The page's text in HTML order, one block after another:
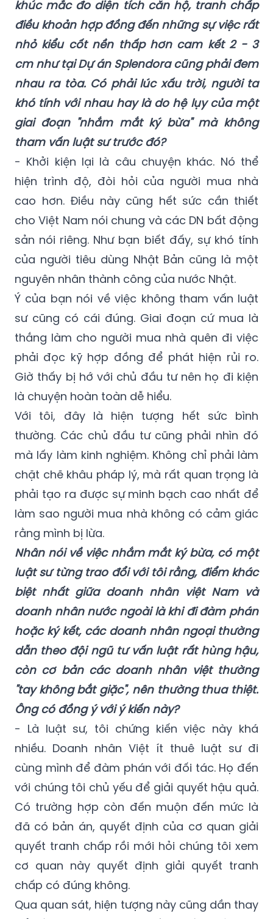
Vậy còn những khiếu kiện giữa chủ đầu tư
và khách hàng bùng nổ trong năm qua, từ
khúc mắc đo diện tích căn hộ, tranh chấp
điều khoản hợp đồng đến những sự việc rất
nhỏ kiểu cốt nền thấp hơn cam kết 2 - 3
cm như tại Dự án Splendora cũng phải đem
nhau ra tòa. Có phải lúc xấu trời, người ta
khó tính với nhau hay là do hệ lụy của một
giai đoạn "nhắm mắt ký bừa" mà không
tham vấn luật sư trước đó?
- Khởi kiện lại là câu chuyện khác. Nó thể
hiện trình độ, đòi hỏi của người mua nhà
cao hơn. Điều này cũng hết sức cần thiết
cho Việt Nam nói chung và các DN bất động
sản nói riêng. Như bạn biết đấy, sự khó tính
của người tiêu dùng Nhật Bản cũng là một
nguyên nhân thành công của nước Nhật.
Ý của bạn nói về việc không tham vấn luật
sư cũng có cái đúng. Giai đoạn cứ mua là
thắng làm cho người mua nhà quên đi việc
phải đọc kỹ hợp đồng để phát hiện rủi ro.
Giờ thấy bị hớ với chủ đầu tư nên họ đi kiện
là chuyện hoàn toàn dễ hiểu.
Với tôi, đây là hiện tượng hết sức bình
thường. Các chủ đầu tư cũng phải nhìn đó
mà lấy làm kinh nghiệm. Không chỉ phải làm
chặt chẽ khâu pháp lý, mà rất quan trọng là
phải tạo ra được sự minh bạch cao nhất để
làm sao người mua nhà không có cảm giác
rằng mình bị lừa.
Nhân nói về việc nhắm mắt ký bừa, có một
luật sư từng trao đổi với tôi rằng, điểm khác
biệt nhất giữa doanh nhân việt Nam và
doanh nhân nước ngoài là khi đi đàm phán
hoặc ký kết, các doanh nhân ngoại thường
dẫn theo đội ngũ tư vấn luật rất hùng hậu,
còn cơ bản các doanh nhân việt thường
"tay không bắt giặc", nên thường thua thiệt.
Ông có đồng ý với ý kiến này?
- Là luật sư, tôi chứng kiến việc này khá
nhiều. Doanh nhân Việt ít thuê luật sư đi
cùng mình để đàm phán với đối tác. Họ đến
với chúng tôi chủ yếu để giải quyết hậu quả.
Có trường hợp còn đến muộn đến mức là
đã có bản án, quyết định của cơ quan giải
quyết tranh chấp rồi mới hỏi chúng tôi xem
cơ quan này quyết định giải quyết tranh